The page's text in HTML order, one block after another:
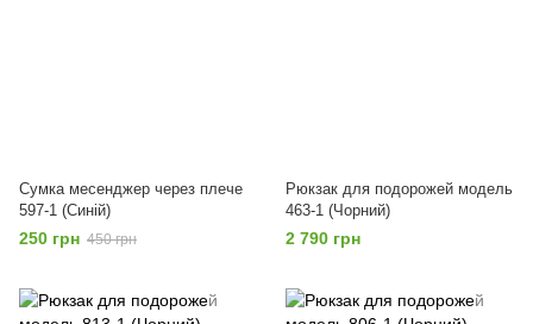
Сумка месенджер через плече
597-1 (Синій)
250 грн 450 грн
Рюкзак для подорожей модель
463-1 (Чорний)
2 790 грн